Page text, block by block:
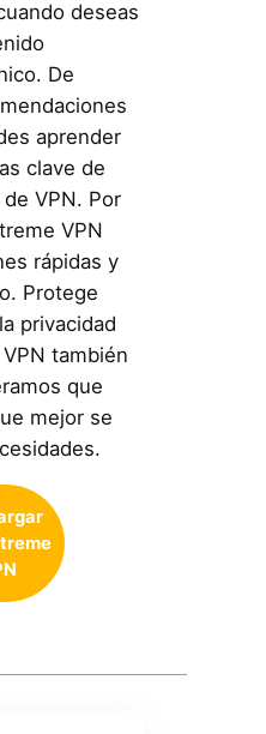
deseas
De
aprender
clave de
VPN. Por
VPN
rápidas y
Protege
privacidad
también
que
mejor se